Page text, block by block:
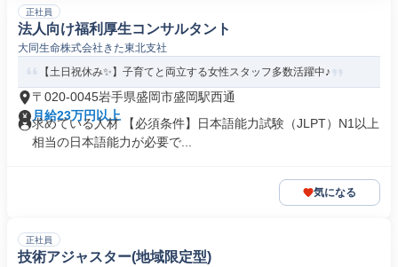
正社員
法人向け福利厚生コンサルタント
大同生命株式会社きた東北支社
【土日祝休み✨】子育てと両立する女性スタッフ多数活躍中♪
〒020-0045岩手県盛岡市盛岡駅西通
月給23万円以上
求めている人材 【必須条件】日本語能力試験（JLPT）N1以上
相当の日本語能力が必要で...
気になる
正社員
技術アジャスター(地域限定型)